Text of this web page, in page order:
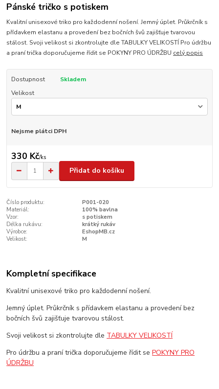
Pánské tričko s potiskem
Kvalitní unisexové triko pro každodenní nošení. Jemný úplet. Průkrčník s
přídavkem elastanu a provedení bez bočních švů zajišťuje tvarovou
stálost. Svoji velikost si zkontrolujte dle TABULKY VELIKOSTÍ Pro údržbu
a praní trička doporučujeme řídit se POKYNY PRO ÚDRŽBU celý popis
Dostupnost
Skladem
Velikost
Nejsme plátci DPH
330 Kč/ks
Přidat do košíku
Číslo produktu:
P001-020
Materiál:
100% bavlna
Vzor:
s potiskem
Délka rukávu:
krátký rukáv
Výrobce:
EshopMB.cz
Velikost:
M
Kompletní specifikace
Kvalitní unisexové triko pro každodenní nošení.
Jemný úplet. Průkrčník s přídavkem elastanu a provedení bez
bočních švů zajišťuje tvarovou stálost.
Svoji velikost si zkontrolujte dle TABULKY VELIKOSTÍ
Pro údržbu a praní trička doporučujeme řídit sePOKYNY PRO
ÚDRŽBU